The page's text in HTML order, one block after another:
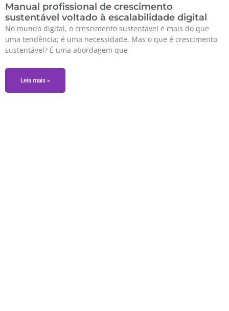
Manual profissional de crescimento
sustentável voltado à escalabilidade digital
No mundo digital, o crescimento sustentável é mais do que
uma tendência; é uma necessidade. Mas o que é crescimento
sustentável? É uma abordagem que
Leia mais »